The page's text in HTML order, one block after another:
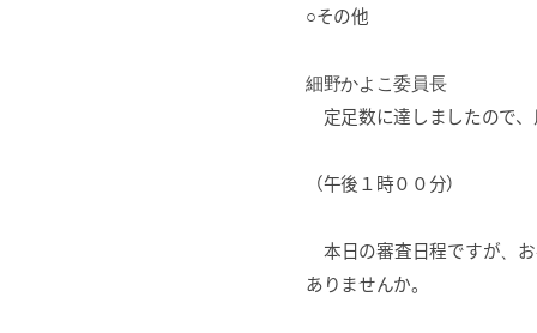
○その他
細野かよこ委員長
定足数に達しましたので、
（午後１時００分）
本日の審査日程ですが
ありませんか。